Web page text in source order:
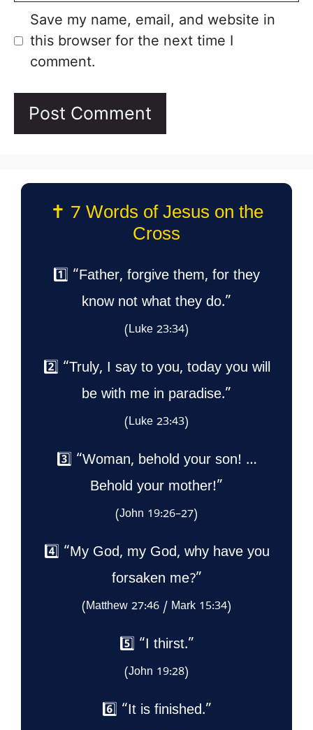
Save my name, email, and website in
this browser for the next time I
comment.
✝️ 7 Words of Jesus on the
Cross
1️⃣ “Father, forgive them, for they
know not what they do.”
(Luke 23:34)
2️⃣ “Truly, I say to you, today you will
be with me in paradise.”
(Luke 23:43)
3️⃣ “Woman, behold your son! …
Behold your mother!”
(John 19:26–27)
4️⃣ “My God, my God, why have you
forsaken me?”
(Matthew 27:46 / Mark 15:34)
5️⃣ “I thirst.”
(John 19:28)
6️⃣ “It is finished.”